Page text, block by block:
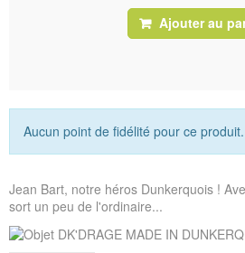
Ajouter au
Aucun point de fidélité pour ce produit.
Jean Bart, notre héros Dunkerquois !
sort un peu de l'ordinaire...